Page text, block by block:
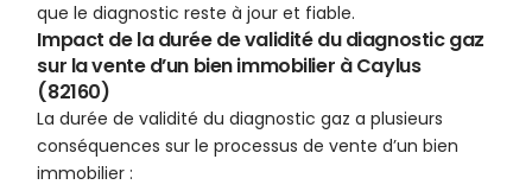
que le diagnostic reste à jour et fiable.
Impact de la durée de validité du diagnostic gaz
sur la vente d’un bien immobilier à Caylus
(82160)
La durée de validité du diagnostic gaz a plusieurs
conséquences sur le processus de vente d’un bien
immobilier :